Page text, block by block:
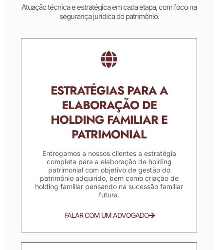
Atuação técnica e estratégica em cada etapa, com foco na
segurança jurídica do patrimônio.
ESTRATÉGIAS PARA A
ELABORAÇÃO DE
HOLDING FAMILIAR E
PATRIMONIAL
Entregamos a nossos clientes a estratégia
completa para a elaboração de holding
patrimonial com objetivo de gestão do
patrimônio adquirido, bem como criação de
holding familiar pensando na sucessão familiar
futura.
FALAR COM UM ADVOGADO